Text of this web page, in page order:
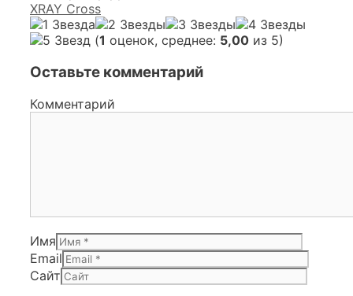
XRAY Cross
(1 оценок, среднее: 5,00 из 5)
Оставьте комментарий
Комментарий
Имя
Email
Сайт